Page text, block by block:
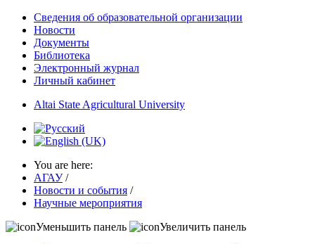
Сведения об образовательной организации
Новости
Документы
Библиотека
Электронный журнал
Личный кабинет
Altai State Agricultural University
You are here:
АГАУ /
Новости и события /
Научные мероприятия
Уменьшить панель
Увеличить панель